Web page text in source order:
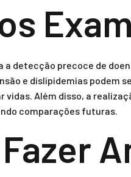
detecção precoce de
e dislipidemias podem
Além disso, a
comparações futuras.